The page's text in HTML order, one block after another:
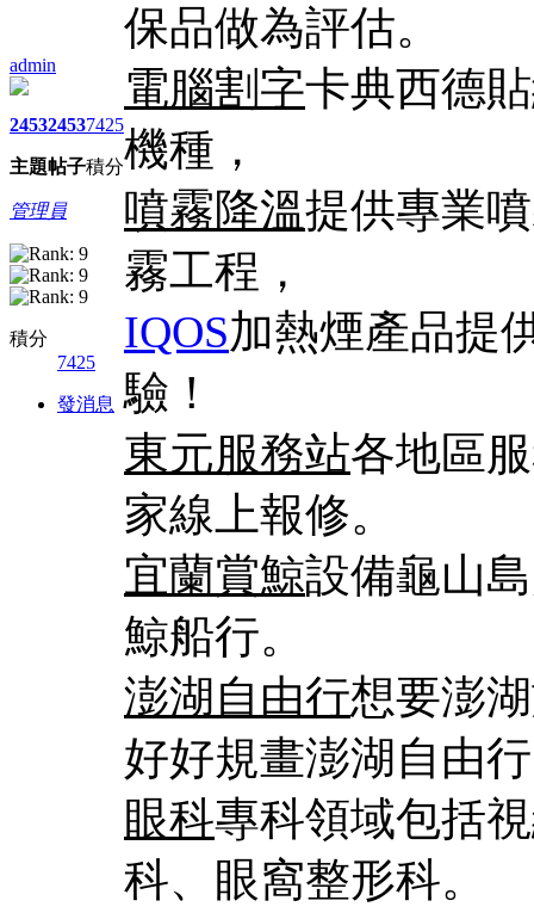
admin
2453
主題
2453
帖子
7425
積分
管理員
積分
7425
發消息
保品做為評估。
電腦割字卡典西德
機種，
噴霧降溫提供專業
霧工程，
IQOS加熱煙產品提
驗！
東元服務站各地區
家線上報修。
宜蘭賞鯨設備龜山
鯨船行。
澎湖自由行想要澎
好好規畫澎湖自由
眼科專科領域包括
科、眼窩整形科。